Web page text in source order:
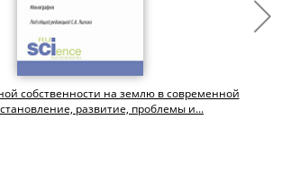
собственности на землю в современной
развитие, проблемы и...